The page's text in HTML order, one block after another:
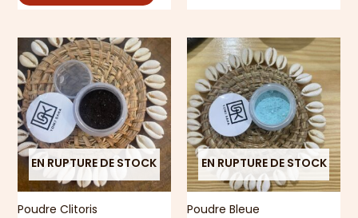
EN RUPTURE DE STOCK
Poudre Clitoris
EN RUPTURE DE STOCK
Poudre Bleue